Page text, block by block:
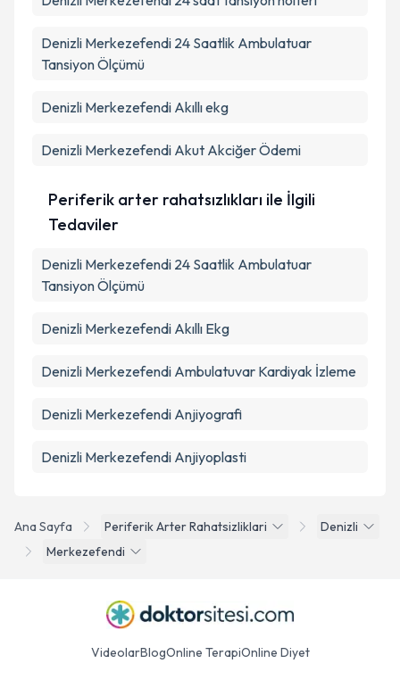
Ana Sayfa Periferik Arter Rahatsizliklari
Denizli
Merkezefendi
Denizli Merkezefendi 24 saat tansiyon holteri
Denizli Merkezefendi 24 Saatlik Ambulatuar
Tansiyon Ölçümü
Denizli Merkezefendi Akıllı ekg
Denizli Merkezefendi Akut Akciğer Ödemi
Periferik arter rahatsızlıkları ile İlgili
Tedaviler
Denizli Merkezefendi 24 Saatlik Ambulatuar
Tansiyon Ölçümü
Denizli Merkezefendi Akıllı Ekg
Denizli Merkezefendi Ambulatuvar Kardiyak İzleme
Denizli Merkezefendi Anjiyografi
Denizli Merkezefendi Anjiyoplasti
Videolar Blog Online Terapi Online Diyet